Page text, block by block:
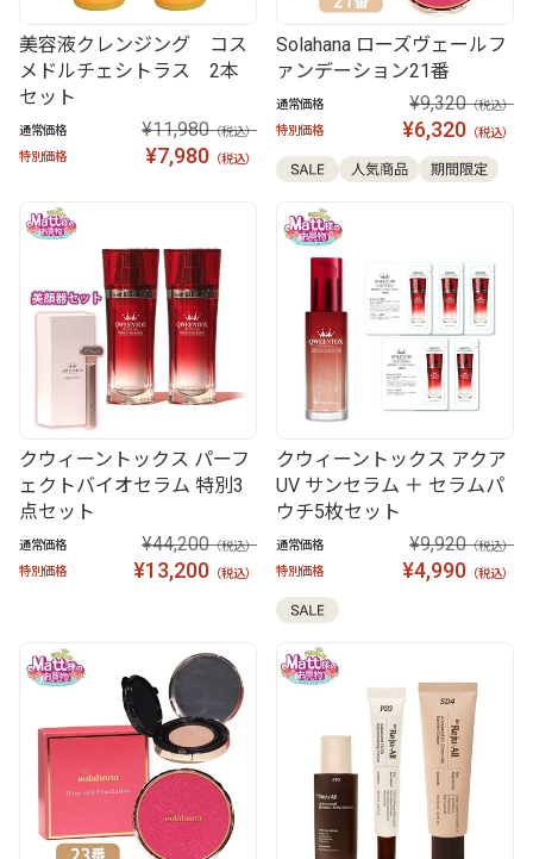
美容液クレンジング コス
メドルチェシトラス 2本
セット
通常価格 ¥11,980（税込）
特別価格
¥7,980 （税込）
Solahana ローズヴェールフ
ァンデーション21番
通常価格 ¥9,320（税込）
特別価格
¥6,320 （税込）
クウィーントックス パーフ
ェクトバイオセラム 特別3
点セット
通常価格 ¥44,200（税込）
特別価格
¥13,200 （税込）
クウィーントックス アクア
UV サンセラム ＋ セラムパ
ウチ5枚セット
通常価格 ¥9,920（税込）
特別価格
¥4,990 （税込）